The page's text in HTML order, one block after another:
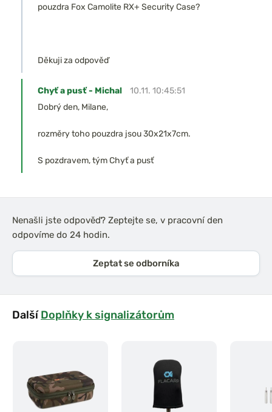
pouzdra Fox Camolite RX+ Security Case?
Děkuji za odpověď
Chyť a pusť - Michal
10.11. 10:45:51
Dobrý den, Milane,
rozměry toho pouzdra jsou 30x21x7cm.
S pozdravem, tým Chyť a pusť
Nenašli jste odpověď? Zeptejte se, v pracovní den
odpovíme do 24 hodin.
Zeptat se odborníka
DalšíDoplňky k signalizátorům